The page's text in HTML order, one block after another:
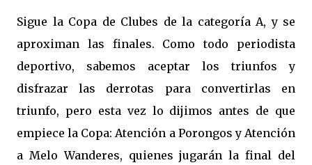
Sigue la Copa de Clubes de la categoría A, y se
aproximan las finales. Como todo periodista
deportivo, sabemos aceptar los triunfos y
disfrazar las derrotas para convertirlas en
triunfo, pero esta vez lo dijimos antes de que
empiece la Copa: Atención a Porongos y Atención
a Melo Wanderes, quienes jugarán la final del